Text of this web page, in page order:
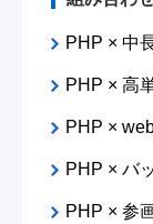
PHP × 中
PHP × 高
PHP ×
PHP × バ
PHP × 参